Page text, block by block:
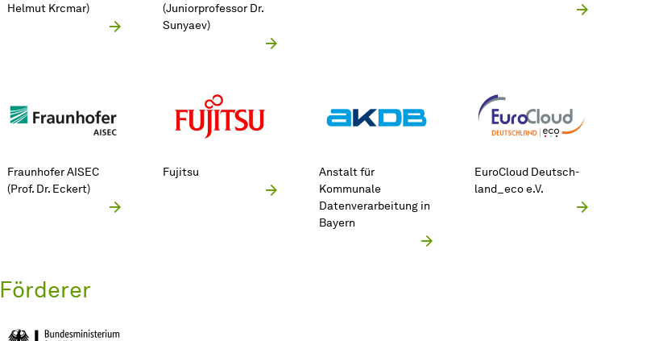
Helmut Krcmar)
(Juniorprofessor Dr.
Sunyaev)
Fraunhofer AISEC
(Prof. Dr. Eckert)
Fujitsu
Anstalt für
Kommunale
Datenverarbeitung in
Bayern
EuroCloud Deutsch­
land_eco e.V.
Förderer